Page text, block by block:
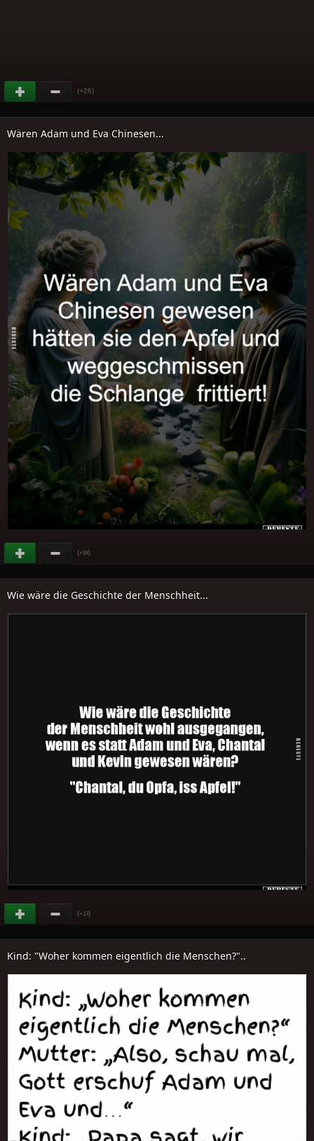
(+26)
Wären Adam und Eva Chinesen...
(+98)
Wie wäre die Geschichte der Menschheit...
(+13)
Kind: "Woher kommen eigentlich die Menschen?"..